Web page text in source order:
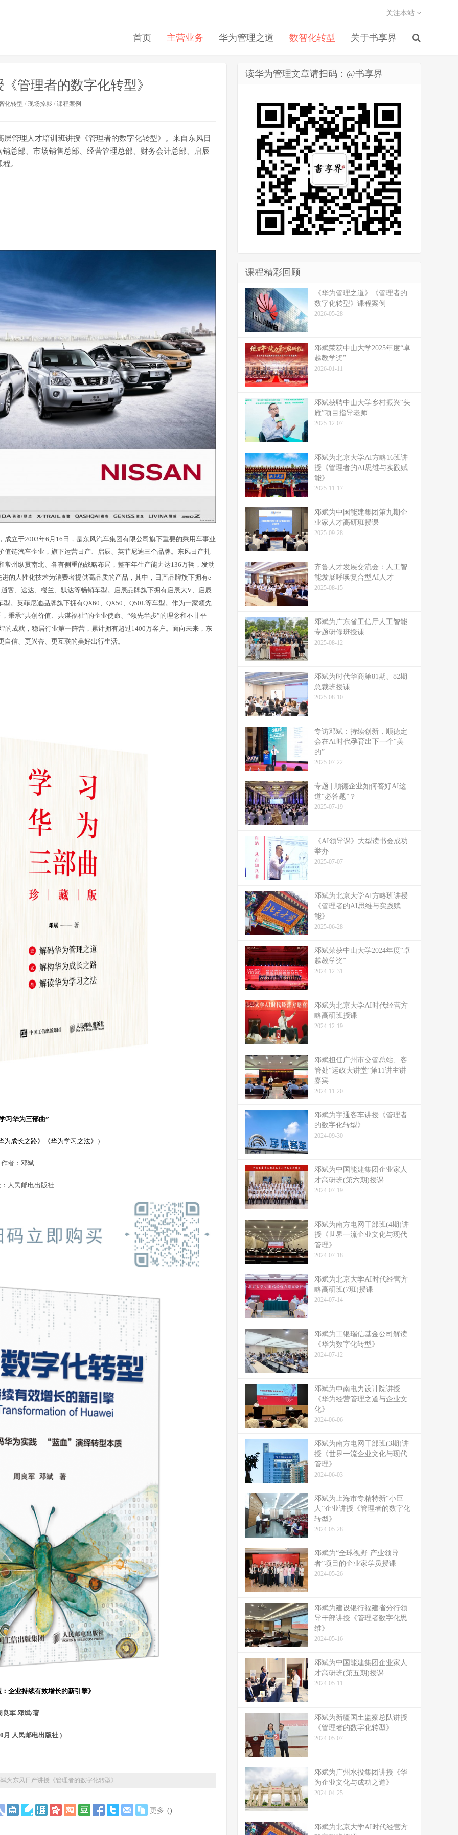
首页 主营业务 华为管理之道 数智化转型 关于书享界
关注本站
管理者的数字化转型》
化转型 / 现场掠影/ 课程案例
管理人才培训班讲授《管理者的数字化转型》。来自东风日
总部、市场销售总部、经营管理总部、财务会计总部、启辰
。
立于2003年6月16日，是东风汽车集团有限公司旗下重要的乘用车事业
链汽车企业，旗下运营日产、启辰、英菲尼迪三个品牌。东风日产扎
州纵贯南北、各有侧重的战略布局，整车年生产能力达136万辆，发动
的人性化技术为消费者提供高品质的产品，其中，日产品牌旗下拥有e-
客、途达、楼兰、骐达等畅销车型。启辰品牌旗下拥有启辰大V、启辰
型。英菲尼迪品牌旗下拥有QX60、QX50、Q50L等车型。作为一家领先
秉承“共创价值、共谋福祉”的企业使命、“领先半步”的理念和不甘平
成就，稳居行业第一阵营，累计拥有超过1400万客户。面向未来，东
信、更兴奋、更互联的美好出行生活。
习华为三部曲”
成长之路》《华为学习之法》）
作者：邓斌
人民邮电出版社
企业持续有效增长的新引擎》
良军 邓斌/著
月 人民邮电出版社 )
为东风日产讲授《管理者的数字化转型》
更多 ()
读华为管理文章请扫码：@书享界
课程精彩回顾
《华为管理之道》《管理者的
数字化转型》课程案例
2026-05-28
邓斌荣获中山大学2025年度“卓
越教学奖”
2026-01-11
邓斌获聘中山大学乡村振兴“头
雁”项目指导老师
2025-12-07
邓斌为北京大学AI方略16班讲
授《管理者的AI思维与实践赋
能》
2025-11-17
邓斌为中国能建集团第九期企
业家人才高研班授课
2025-09-28
齐鲁人才发展交流会：人工智
能发展呼唤复合型AI人才
2025-08-15
邓斌为广东省工信厅人工智能
专题研修班授课
2025-08-12
邓斌为时代华商第81期、82期
总裁班授课
2025-08-10
专访邓斌：持续创新，顺德定
会在AI时代孕育出下一个“美
的”
2025-07-22
专题 | 顺德企业如何答好AI这
道“必答题”？
2025-07-19
《AI领导课》大型读书会成功
举办
2025-07-07
邓斌为北京大学AI方略班讲授
《管理者的AI思维与实践赋
能》
2025-06-28
邓斌荣获中山大学2024年度“卓
越教学奖”
2024-12-31
邓斌为北京大学AI时代经营方
略高研班授课
2024-12-19
邓斌担任广州市交管总站、客
管处“运政大讲堂”第11讲主讲
嘉宾
2024-11-20
邓斌为宇通客车讲授《管理者
的数字化转型》
2024-09-30
邓斌为中国能建集团企业家人
才高研班(第六期)授课
2024-07-19
邓斌为南方电网干部班(4期)讲
授《世界一流企业文化与现代
管理》
2024-07-18
邓斌为北京大学AI时代经营方
略高研班(7班)授课
2024-07-14
邓斌为工银瑞信基金公司解读
《华为数字化转型》
2024-07-12
邓斌为中南电力设计院讲授
《华为经营管理之道与企业文
化》
2024-06-06
邓斌为南方电网干部班(3期)讲
授《世界一流企业文化与现代
管理》
2024-06-03
邓斌为上海市专精特新“小巨
人”企业讲授《管理者的数字化
转型》
2024-05-28
邓斌为“全球视野·产业领导
者”项目的企业家学员授课
2024-05-26
邓斌为建设银行福建省分行领
导干部讲授《管理者数字化思
维》
2024-05-16
邓斌为中国能建集团企业家人
才高研班(第五期)授课
2024-05-11
邓斌为新疆国土监察总队讲授
《管理者的数字化转型》
2024-05-07
邓斌为广州水投集团讲授《华
为企业文化与成功之道》
2024-04-25
邓斌为北京大学AI时代经营方